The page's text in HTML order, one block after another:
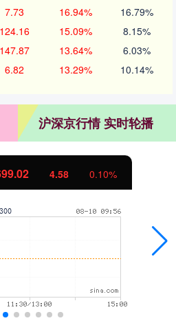
7.73 16.94% 16.79%
124.16 15.09% 8.15%
147.87 13.64% 6.03%
6.82 13.29% 10.14%
沪深京行情 实时轮播
1126.09 -8.16